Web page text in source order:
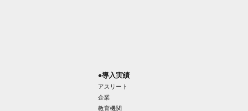
●導入実績
アスリート
企業
教育機関